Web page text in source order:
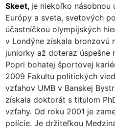
Skeet, je niekoľko násobnou
Európy a sveta, svetových
účastníčkou olympijských
v Londýne získala bronzovú
juniorky až doteraz úspešne
Popri bohatej športovej
2009 Fakultu politických
vzťahov UMB v Banskej
získala doktorát s titulom
vzťahy. Od roku 2001 je
polície. Je držiteľkou